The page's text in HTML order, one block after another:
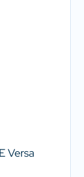
Versa